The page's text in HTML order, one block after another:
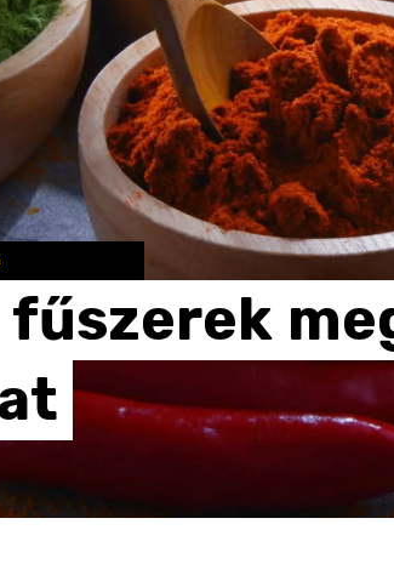
fűszerek